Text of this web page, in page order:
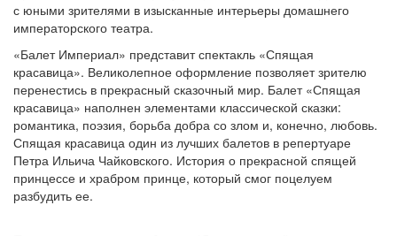
с юными зрителями в изысканные интерьеры домашнего
императорского театра.
«Балет Империал» представит спектакль «Спящая
красавица». Великолепное оформление позволяет зрителю
перенестись в прекрасный сказочный мир. Балет «Спящая
красавица» наполнен элементами классической сказки:
романтика, поэзия, борьба добра со злом и, конечно, любовь.
Спящая красавица один из лучших балетов в репертуаре
Петра Ильича Чайковского. История о прекрасной спящей
принцессе и храбром принце, который смог поцелуем
разбудить ее.